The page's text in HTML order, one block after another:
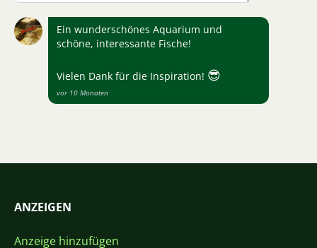
Ein wunderschönes Aquarium und
schöne, interessante Fische!
Vielen Dank für die Inspiration! 😎
vor 10 Monaten
ANZEIGEN
Anzeige hinzufügen